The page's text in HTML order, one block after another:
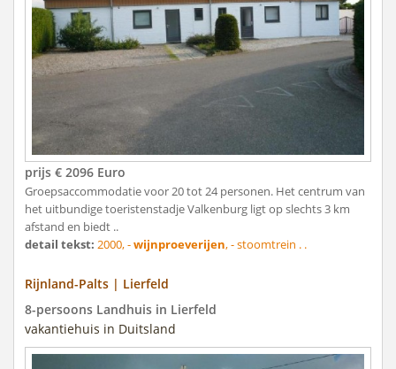
prijs € 2096 Euro
Groepsaccommodatie voor 20 tot 24 personen. Het centrum van
het uitbundige toeristenstadje Valkenburg ligt op slechts 3 km
afstand en biedt ..
detail tekst: 2000, -wijnproeverijen, - stoomtrein . .
Rijnland-Palts | Lierfeld
8-persoons Landhuis in Lierfeld
vakantiehuis in Duitsland